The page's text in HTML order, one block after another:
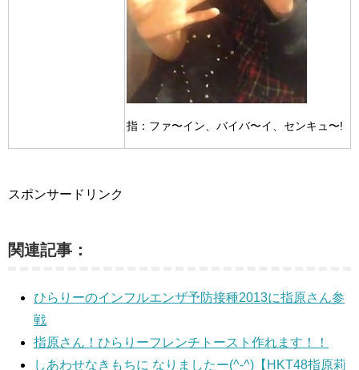
指：ファ〜イン、バイバ〜イ、センキュ〜!
スポンサードリンク
関連記事：
ひらりーのインフルエンザ予防接種2013に指原さん参
戦
指原さん！ひらりーフレンチトースト作れます！！
しあわせなきもちに なりましたー(^-^)【HKT48指原莉